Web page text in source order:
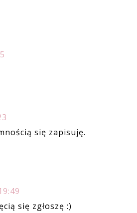
się zapisuję.
się zgłoszę :)